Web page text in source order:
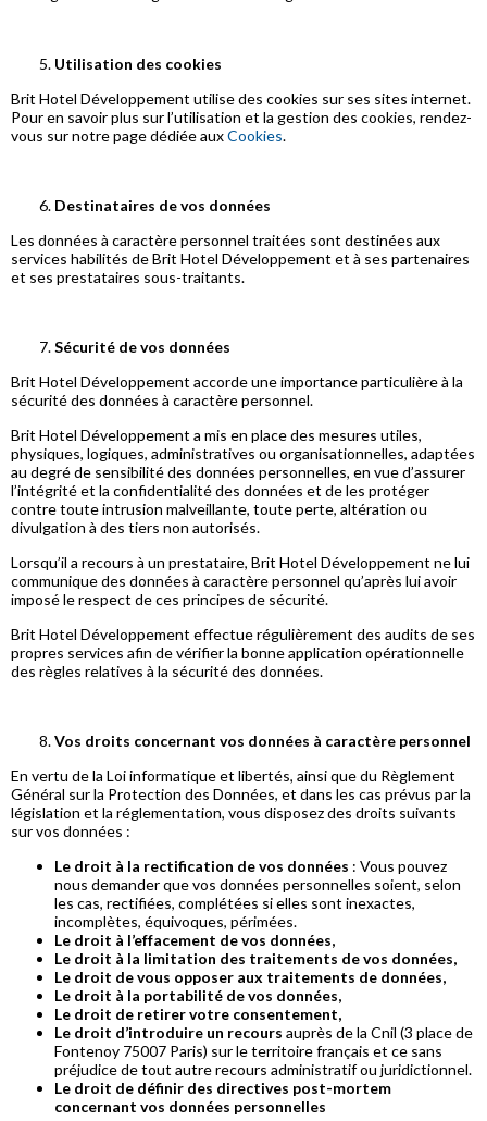
Utilisation des cookies
Brit Hotel Développement utilise des cookies sur ses sites internet.
Pour en savoir plus sur l’utilisation et la gestion des cookies, rendez-
vous sur notre page dédiée auxCookies.
Destinataires de vos données
Les données à caractère personnel traitées sont destinées aux
services habilités de Brit Hotel Développement et à ses partenaires
et ses prestataires sous-traitants.
Sécurité de vos données
Brit Hotel Développement accorde une importance particulière à la
sécurité des données à caractère personnel.
Brit Hotel Développement a mis en place des mesures utiles,
physiques, logiques, administratives ou organisationnelles, adaptées
au degré de sensibilité des données personnelles, en vue d’assurer
l’intégrité et la confidentialité des données et de les protéger
contre toute intrusion malveillante, toute perte, altération ou
divulgation à des tiers non autorisés.
Lorsqu’il a recours à un prestataire, Brit Hotel Développement ne lui
communique des données à caractère personnel qu’après lui avoir
imposé le respect de ces principes de sécurité.
Brit Hotel Développement effectue régulièrement des audits de ses
propres services afin de vérifier la bonne application opérationnelle
des règles relatives à la sécurité des données.
Vos droits concernant vos données à caractère personnel
En vertu de la Loi informatique et libertés, ainsi que du Règlement
Général sur la Protection des Données, et dans les cas prévus par la
législation et la réglementation, vous disposez des droits suivants
sur vos données :
Le droit à la rectification de vos données : Vous pouvez
nous demander que vos données personnelles soient, selon
les cas, rectifiées, complétées si elles sont inexactes,
incomplètes, équivoques, périmées.
Le droit à l’effacement de vos données,
Le droit à la limitation des traitements de vos données,
Le droit de vous opposer aux traitements de données,
Le droit à la portabilité de vos données,
Le droit de retirer votre consentement,
Le droit d’introduire un recours auprès de la Cnil (3 place de
Fontenoy 75007 Paris) sur le territoire français et ce sans
préjudice de tout autre recours administratif ou juridictionnel.
Le droit de définir des directives post-mortem
concernant vos données personnelles